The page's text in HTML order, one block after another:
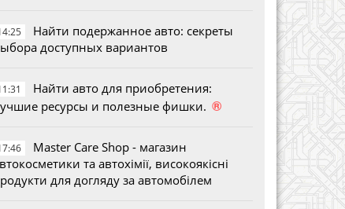
Найти подержанное авто: секреты
доступных вариантов
Найти авто для приобретения:
ресурсы и полезные фишки. ®
Master Care Shop - магазин
та автохімії, високоякісні
для догляду за автомобілем